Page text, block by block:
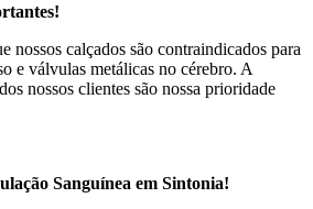
nossos calçados são contraindicados para
e válvulas metálicas no cérebro. A
nossos clientes são nossa prioridade
Sanguínea em Sintonia!